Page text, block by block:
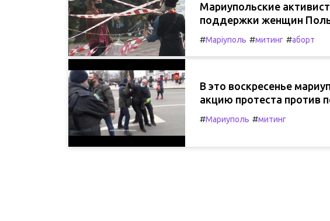
Мариупольские
поддержки женщин
#Маріуполь #митинг #аборт
В это воскресенье
акцию протеста против
#Мариуполь #митинг